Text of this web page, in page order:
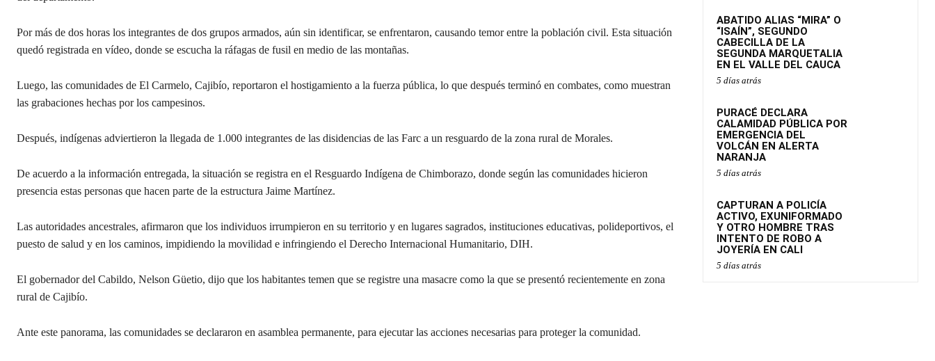
Por más de dos horas los integrantes de dos grupos armados, aún sin identificar, se enfrentaron, causando temor entre la población civil. Esta situación
quedó registrada en vídeo, donde se escucha la ráfagas de fusil en medio de las montañas.
Luego, las comunidades de El Carmelo, Cajibío, reportaron el hostigamiento a la fuerza pública, lo que después terminó en combates, como muestran
las grabaciones hechas por los campesinos.
Después, indígenas adviertieron la llegada de 1.000 integrantes de las disidencias de las Farc a un resguardo de la zona rural de Morales.
De acuerdo a la información entregada, la situación se registra en el Resguardo Indígena de Chimborazo, donde según las comunidades hicieron
presencia estas personas que hacen parte de la estructura Jaime Martínez.
Las autoridades ancestrales, afirmaron que los individuos irrumpieron en su territorio y en lugares sagrados, instituciones educativas, polideportivos, el
puesto de salud y en los caminos, impidiendo la movilidad e infringiendo el Derecho Internacional Humanitario, DIH.
El gobernador del Cabildo, Nelson Güetio, dijo que los habitantes temen que se registre una masacre como la que se presentó recientemente en zona
rural de Cajibío.
Ante este panorama, las comunidades se declararon en asamblea permanente, para ejecutar las acciones necesarias para proteger la comunidad.
ABATIDO ALIAS “MIRA” O
“ISAÍN”, SEGUNDO
CABECILLA DE LA
SEGUNDA MARQUETALIA
EN EL VALLE DEL CAUCA
5 días atrás
PURACÉ DECLARA
CALAMIDAD PÚBLICA POR
EMERGENCIA DEL
VOLCÁN EN ALERTA
NARANJA
5 días atrás
CAPTURAN A POLICÍA
ACTIVO, EXUNIFORMADO
Y OTRO HOMBRE TRAS
INTENTO DE ROBO A
JOYERÍA EN CALI
5 días atrás